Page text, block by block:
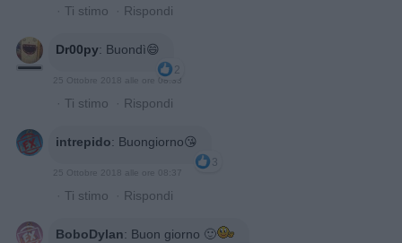
· Ti stimo · Rispondi
Dr00py: Buondì😄
2
25 Ottobre 2018 alle ore 08:33
· Ti stimo · Rispondi
intrepido: Buongiorno😘
3
25 Ottobre 2018 alle ore 08:37
· Ti stimo · Rispondi
BoboDylan: Buon giorno 🙂